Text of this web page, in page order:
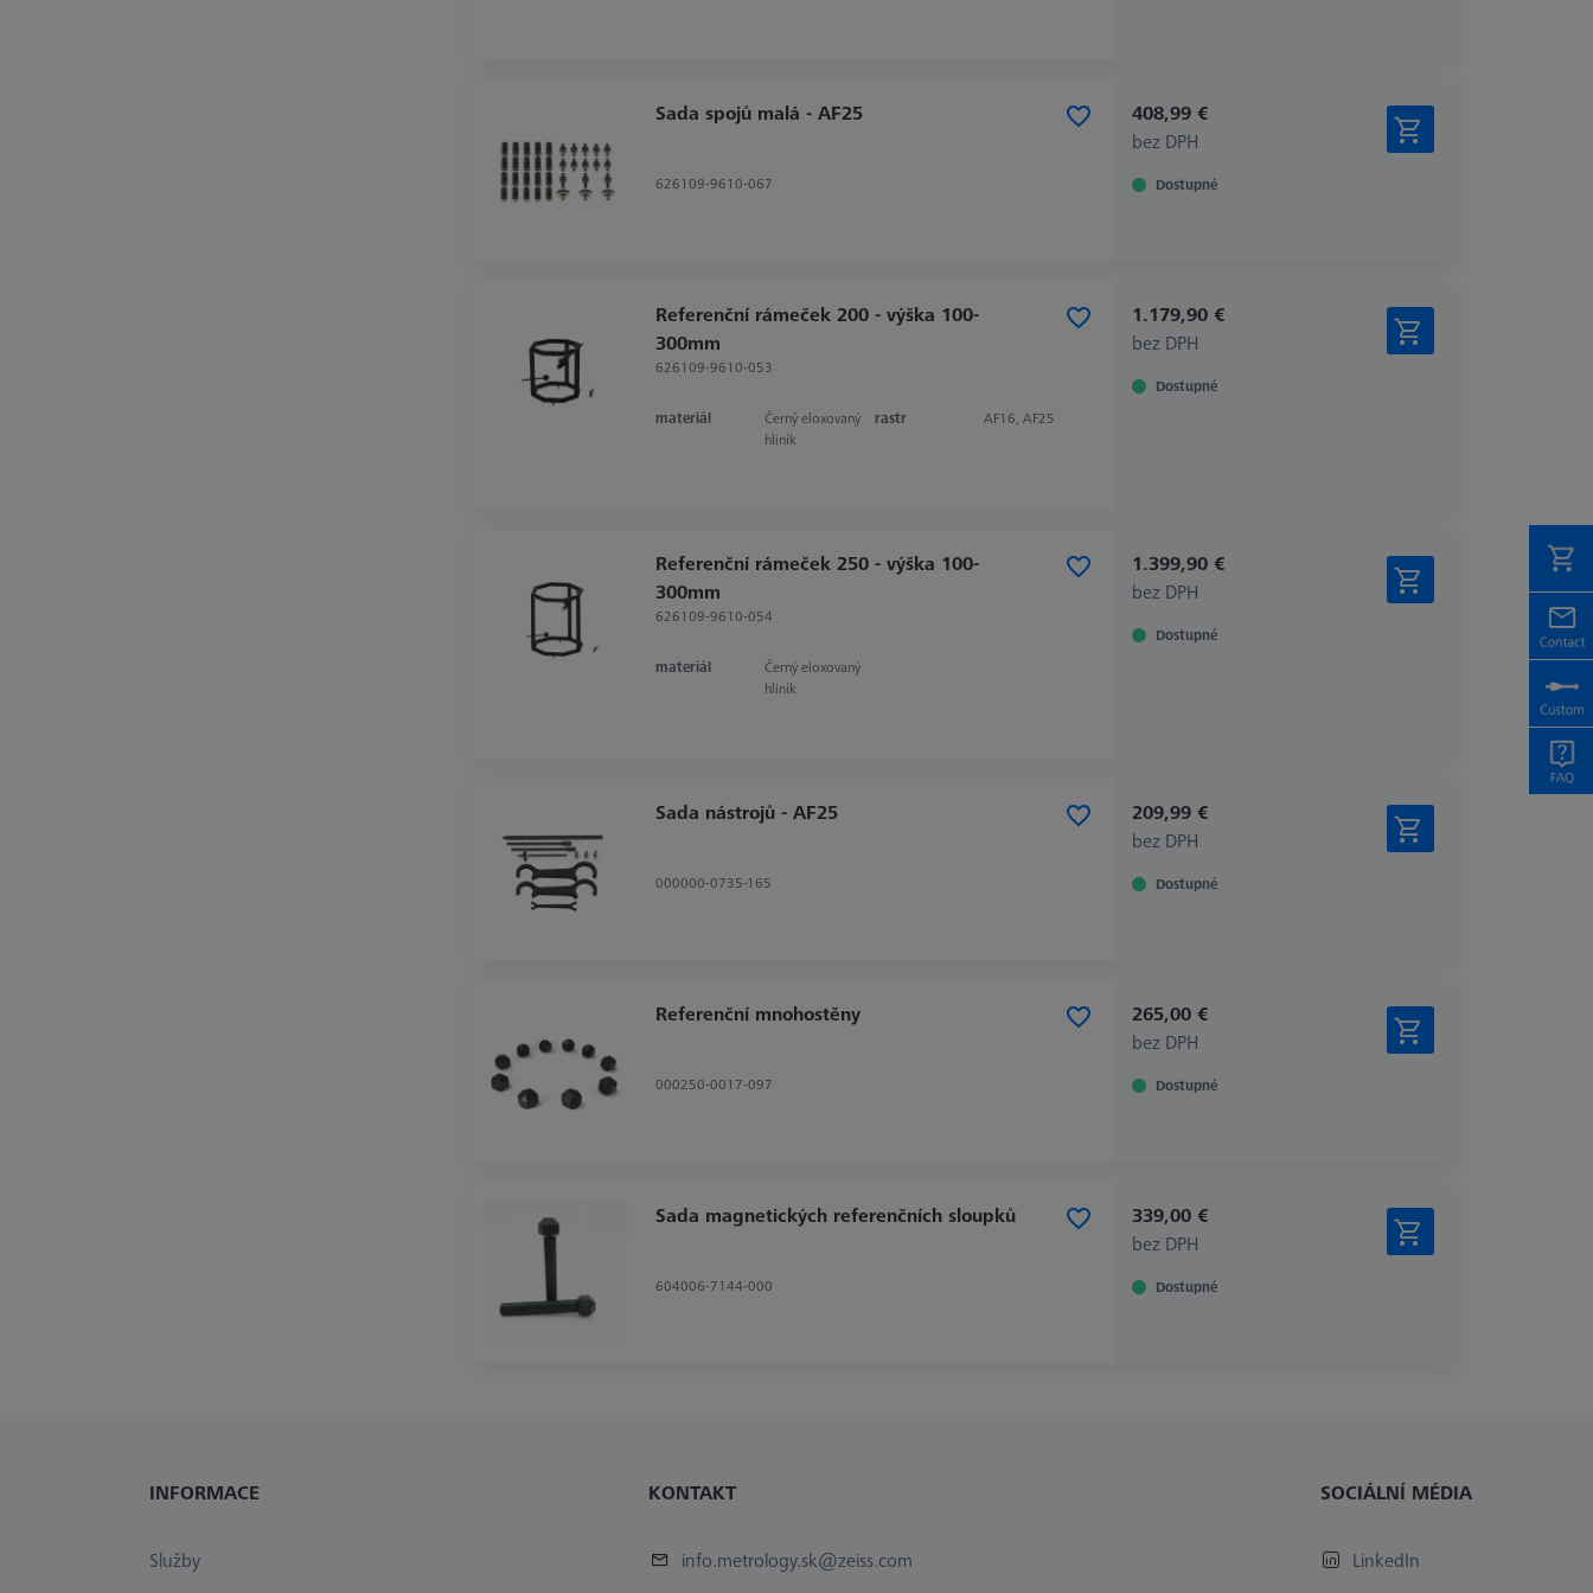
Sada spojů malá - AF25
626109-9610-067
408,99 €
bez DPH
Dostupné
Referenční rámeček 200 - výška 100-
300mm
626109-9610-053
materiál
Černý eloxovaný
hliník
rastr AF16, AF25
1.179,90 €
bez DPH
Dostupné
Referenční rámeček 250 - výška 100-
300mm
626109-9610-054
materiál
Černý eloxovaný
hliník
1.399,90 €
bez DPH
Dostupné
Sada nástrojů - AF25
000000-0735-165
209,99 €
bez DPH
Dostupné
Referenční mnohostěny
000250-0017-097
265,00 €
bez DPH
Dostupné
Sada magnetických referenčních sloupků
604006-7144-000
339,00 €
bez DPH
Dostupné
INFORMACE
Služby
KONTAKT
info.metrology.sk@zeiss.com
SOCIÁLNÍ MÉDIA
LinkedIn